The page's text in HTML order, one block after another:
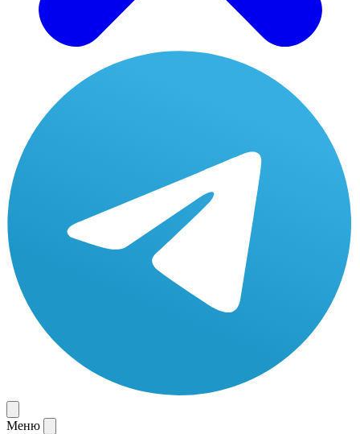
Меню